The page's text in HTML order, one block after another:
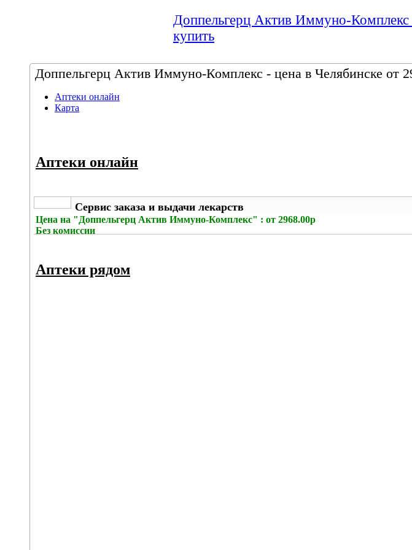
Доппельгерц Актив Иммуно-Комплекс
купить
Доппельгерц Актив Иммуно-Комплекс - цена в Челябинске от
Аптеки онлайн
Карта
Аптеки онлайн
Сервис заказа и выдачи лекарств
Цена на "Доппельгерц Актив Иммуно-Комплекс" : от 2968.00р
Без комиссии
Аптеки рядом